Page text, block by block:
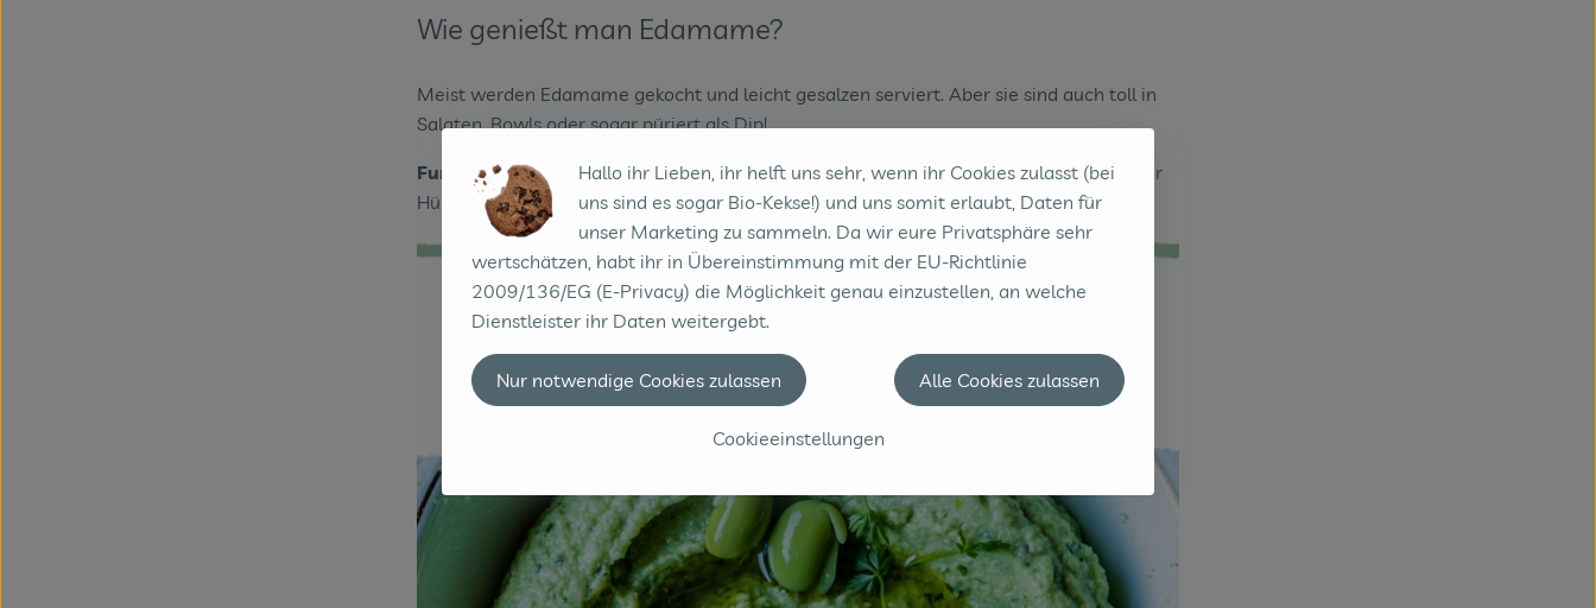
Wie genießt man Edamame?
Meist werden Edamame gekocht und leicht gesalzen serviert. Aber sie sind auch toll in
Salaten, Bowls oder sogar püriert als Dip!
Fun Fact:Edamame essen ist auch ein kleines Abenteuer – die Bohnen werden aus der
Hülse direkt in den Mund geschoben. Fingerfood, das Spaß macht!
Rezept Inspiration:
Spicy Edamame Hummus
Hallo ihr Lieben, ihr helft uns sehr, wenn ihr Cookies zulasst (bei
uns sind es sogar Bio-Kekse!) und uns somit erlaubt, Daten für
unser Marketing zu sammeln. Da wir eure Privatsphäre sehr
wertschätzen, habt ihr in Übereinstimmung mit der EU-Richtlinie
2009/136/EG (E-Privacy) die Möglichkeit genau einzustellen, an welche
Dienstleister ihr Daten weitergebt.
Cookieeinstellungen
Nur notwendige Cookies zulassen Alle Cookies zulassen